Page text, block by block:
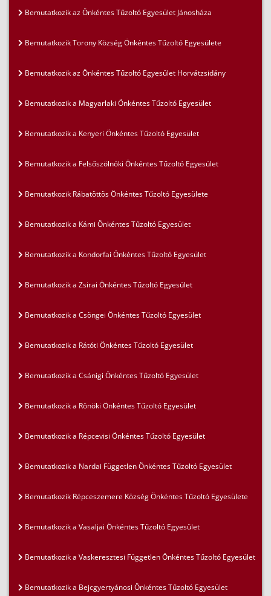
Bemutatkozik az Önkéntes Tűzoltó Egyesület Jánosháza
Bemutatkozik Torony Község Önkéntes Tűzoltó Egyesülete
Bemutatkozik az Önkéntes Tűzoltó Egyesület Horvátzsidány
Bemutatkozik a Magyarlaki Önkéntes Tűzoltó Egyesület
Bemutatkozik a Kenyeri Önkéntes Tűzoltó Egyesület
Bemutatkozik a Felsőszölnöki Önkéntes Tűzoltó Egyesület
Bemutatkozik Rábatöttös Önkéntes Tűzoltó Egyesülete
Bemutatkozik a Kámi Önkéntes Tűzoltó Egyesület
Bemutatkozik a Kondorfai Önkéntes Tűzoltó Egyesület
Bemutatkozik a Zsirai Önkéntes Tűzoltó Egyesület
Bemutatkozik a Csöngei Önkéntes Tűzoltó Egyesület
Bemutatkozik a Rátóti Önkéntes Tűzoltó Egyesület
Bemutatkozik a Csánigi Önkéntes Tűzoltó Egyesület
Bemutatkozik a Rönöki Önkéntes Tűzoltó Egyesület
Bemutatkozik a Répcevisi Önkéntes Tűzoltó Egyesület
Bemutatkozik a Nardai Független Önkéntes Tűzoltó Egyesület
Bemutatkozik Répceszemere Község Önkéntes Tűzoltó Egyesülete
Bemutatkozik a Vasaljai Önkéntes Tűzoltó Egyesület
Bemutatkozik a Vaskeresztesi Független Önkéntes Tűzoltó Egyesület
Bemutatkozik a Bejcgyertyánosi Önkéntes Tűzoltó Egyesület